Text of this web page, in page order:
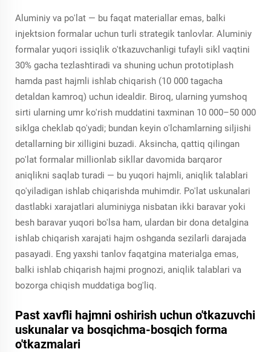
Aluminiy va po'lat — bu faqat materiallar emas, balki
injektsion formalar uchun turli strategik tanlovlar. Aluminiy
formalar yuqori issiqlik o'tkazuvchanligi tufayli sikl vaqtini
30% gacha tezlashtiradi va shuning uchun prototiplash
hamda past hajmli ishlab chiqarish (10 000 tagacha
detaldan kamroq) uchun idealdir. Biroq, ularning yumshoq
sirti ularning umr ko'rish muddatini taxminan 10 000–50 000
siklga cheklab qo'yadi; bundan keyin o'lchamlarning siljishi
detallarning bir xilligini buzadi. Aksincha, qattiq qilingan
po'lat formalar millionlab sikllar davomida barqaror
aniqlikni saqlab turadi — bu yuqori hajmli, aniqlik talablari
qo'yiladigan ishlab chiqarishda muhimdir. Po'lat uskunalari
dastlabki xarajatlari aluminiyga nisbatan ikki baravar yoki
besh baravar yuqori bo'lsa ham, ulardan bir dona detalgina
ishlab chiqarish xarajati hajm oshganda sezilarli darajada
pasayadi. Eng yaxshi tanlov faqatgina materialga emas,
balki ishlab chiqarish hajmi prognozi, aniqlik talablari va
bozorga chiqish muddatiga bog'liq.
Past xavfli hajmni oshirish uchun o'tkazuvchi
uskunalar va bosqichma-bosqich forma
o'tkazmalari